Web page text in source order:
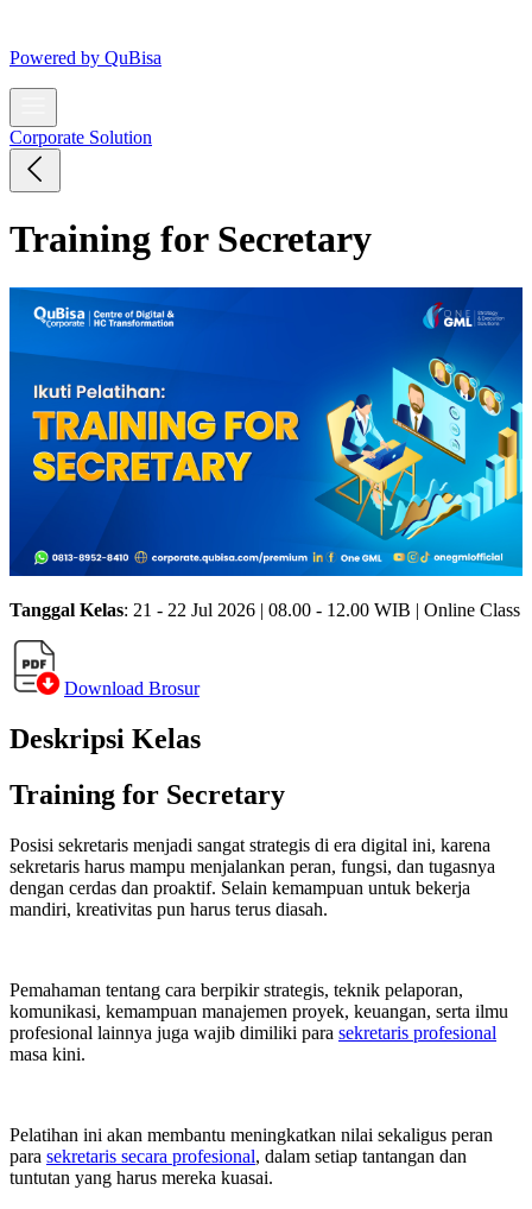
Powered by QuBisa
Corporate Solution
Training for Secretary
Tanggal Kelas: 21 - 22 Jul 2026 | 08.00 - 12.00 WIB | Online Class
Download Brosur
Deskripsi Kelas
Training for Secretary
Posisi sekretaris menjadi sangat strategis di era digital ini, karena
sekretaris harus mampu menjalankan peran, fungsi, dan tugasnya
dengan cerdas dan proaktif. Selain kemampuan untuk bekerja
mandiri, kreativitas pun harus terus diasah.
Pemahaman tentang cara berpikir strategis, teknik pelaporan,
komunikasi, kemampuan manajemen proyek, keuangan, serta ilmu
profesional lainnya juga wajib dimiliki para sekretaris profesional
masa kini.
Pelatihan ini akan membantu meningkatkan nilai sekaligus peran
para sekretaris secara profesional, dalam setiap tantangan dan
tuntutan yang harus mereka kuasai.